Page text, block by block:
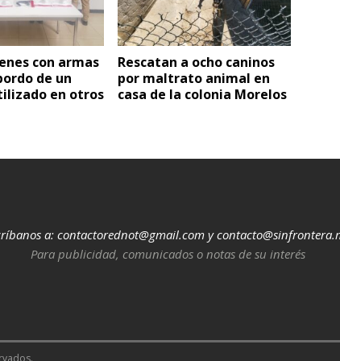
con armas
de un
en otros
Rescatan a ocho caninos
por maltrato animal en
casa de la colonia Morelos
a: contactorednot@gmail.com y
Para publicidad, comunicados o notas de su interés